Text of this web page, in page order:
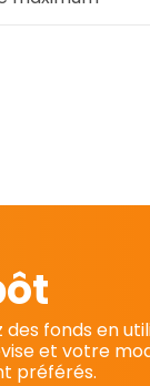
des fonds en
et votre
préférés.